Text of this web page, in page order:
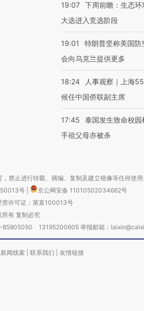
19:07 下周前瞻：生态
大选进入竞选阶段
19:01
特朗普坚称美国防
会向乌克兰提供更多
18:24
人事观察｜上海
候任中国侨联副主席
17:45
泰国发生致命校
手祖父母亦被杀
禁止进行转载、摘编、复制及建立镜像等任何使用
号
京公网安备 11010502034662号
营许可证：第直100013号
有 复制必究
85905050 13195200605 举报邮箱：
闻线索 联系我们 友情链接